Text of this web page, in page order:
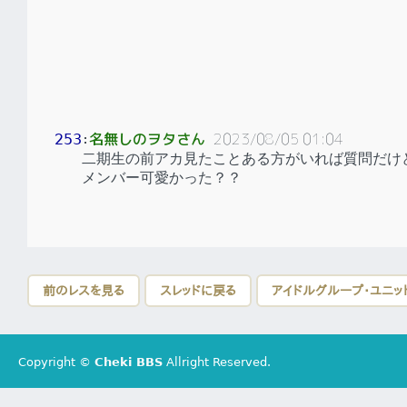
253 ：名無しのヲタさん 2023/08/05 01:04
二期生の前アカ見たことある方がいれば質問だけ
メンバー可愛かった？？
前のレスを見る スレッドに戻る アイドルグループ・ユニ
Copyright © Cheki BBS Allright Reserved.